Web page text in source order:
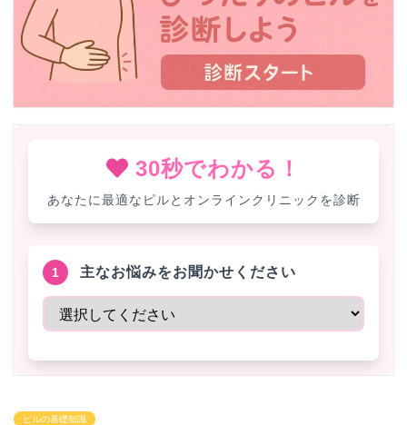
30秒でわかる！
あなたに最適なピルとオンラインクリニックを診断
1 主なお悩みをお聞かせください
ピルの基礎知識